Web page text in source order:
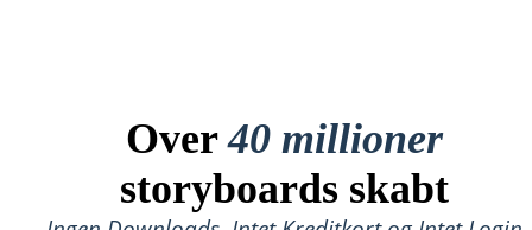
Over40 millioner
storyboards skabt